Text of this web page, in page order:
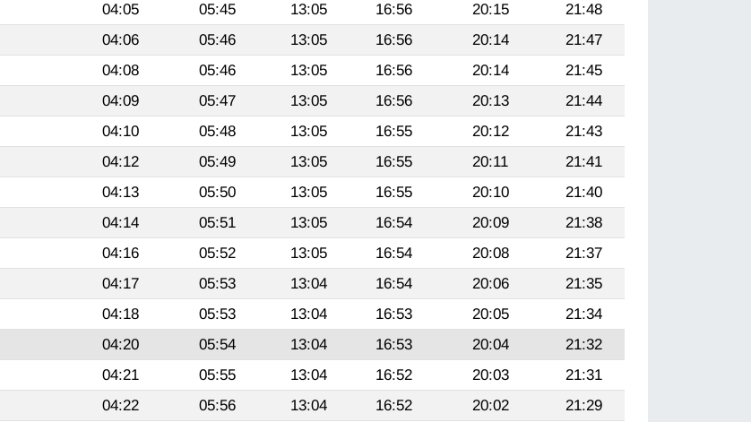
04:05 05:45 13:05 16:56 20:15
21:48
04:06 05:46 13:05 16:56 20:14
21:47
04:08 05:46 13:05 16:56 20:14
21:45
04:09 05:47 13:05 16:56 20:13
21:44
04:10 05:48 13:05 16:55 20:12
21:43
04:12 05:49 13:05 16:55 20:11
21:41
04:13 05:50 13:05 16:55 20:10
21:40
04:14 05:51 13:05 16:54 20:09
21:38
04:16 05:52 13:05 16:54 20:08
21:37
04:17 05:53 13:04 16:54 20:06
21:35
04:18 05:53 13:04 16:53 20:05
21:34
04:20 05:54 13:04 16:53 20:04
21:32
04:21 05:55 13:04 16:52 20:03
21:31
04:22 05:56 13:04 16:52 20:02
21:29